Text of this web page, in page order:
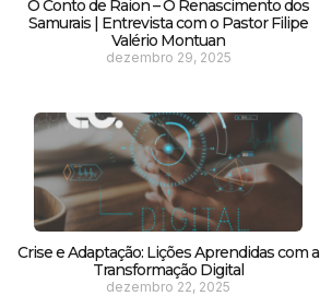
O Conto de Raion – O Renascimento dos
Samurais | Entrevista com o Pastor Filipe
Valério Montuan
dezembro 29, 2025
Crise e Adaptação: Lições Aprendidas com a
Transformação Digital
dezembro 22, 2025